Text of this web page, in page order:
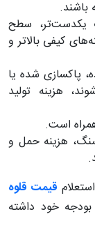
یکدست‌تر، سطح
کیفی بالاتر و
پاکسازی شده یا
هزینه تولید
است.
هزینه حمل و
قیمت قلوه
بودجه خود داشته